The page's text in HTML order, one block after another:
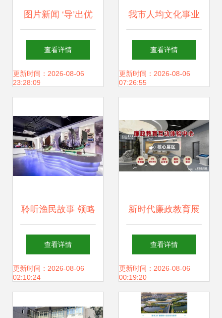
图片新闻 ‘导’出优
雅，舞出快乐——
探索文化场馆管理
查看详情
更新时间：2026-08-06
23:28:09
我市人均文化事业
费排名第一 文化场
馆管理服务的卓越
查看详情
更新时间：2026-08-06
07:26:55
聆听渔民故事 领略
沙坡文化 沙尾活态
展示馆开馆啦
查看详情
更新时间：2026-08-06
02:10:24
新时代廉政教育展
厅升级改造与文化
建设方案
查看详情
更新时间：2026-08-06
00:19:20